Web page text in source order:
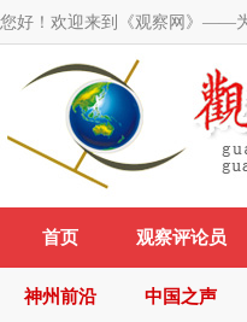
您好！欢迎来到《观察网》——
首页 观察评论员
神州前沿 中国之声